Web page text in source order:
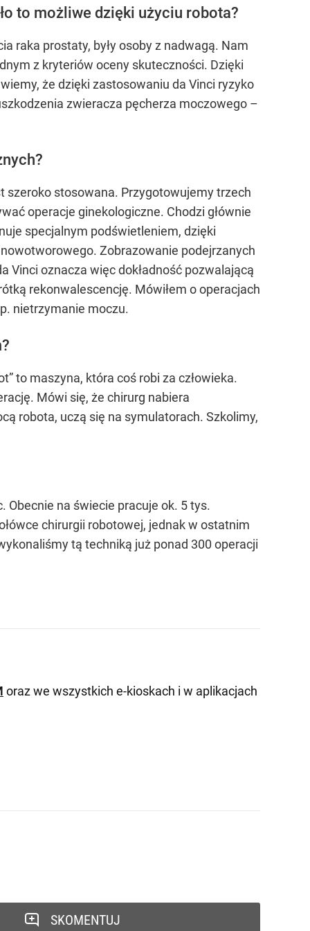
to możliwe dzięki użyciu robota?
raka prostaty, były osoby z nadwagą. Nam
z kryteriów oceny skuteczności. Dzięki
że dzięki zastosowaniu da Vinci ryzyko
zwieracza pęcherza moczowego –
szeroko stosowana. Przygotowujemy trzech
operacje ginekologiczne. Chodzi głównie
specjalnym podświetleniem, dzięki
Zobrazowanie podejrzanych
Vinci oznacza więc dokładność pozwalającą
rekonwalescencję. Mówiłem o operacjach
nietrzymanie moczu.
to maszyna, która coś robi za człowieka.
Mówi się, że chirurg nabiera
robota, uczą się na symulatorach. Szkolimy,
Obecnie na świecie pracuje ok. 5 tys.
chirurgii robotowej, jednak w ostatnim
tą techniką już ponad 300 operacji
oraz we wszystkich e-kioskach i w aplikacjach
SKOMENTUJ